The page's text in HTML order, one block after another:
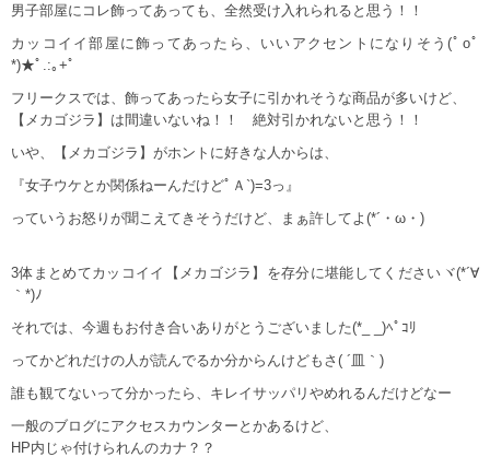
男子部屋にコレ飾ってあっても、全然受け入れられると思う！！
カッコイイ部屋に飾ってあったら、いいアクセントになりそう(ﾟoﾟ
*)★ﾟ.:｡+ﾟ
フリークスでは、飾ってあったら女子に引かれそうな商品が多いけど、
【メカゴジラ】は間違いないね！！ 絶対引かれないと思う！！
いや、【メカゴジラ】がホントに好きな人からは、
『女子ウケとか関係ねーんだけどﾟＡ`)=3っ』
っていうお怒りが聞こえてきそうだけど、まぁ許してよ(*´・ω・)
3体まとめてカッコイイ【メカゴジラ】を存分に堪能してくださいヾ(*´∀
｀*)ﾉ
それでは、今週もお付き合いありがとうございました(*_ _)ﾍﾟｺﾘ
ってかどれだけの人が読んでるか分からんけどもさ( ´皿｀)
誰も観てないって分かったら、キレイサッパリやめれるんだけどなー
一般のブログにアクセスカウンターとかあるけど、
HP内じゃ付けられんのカナ？？